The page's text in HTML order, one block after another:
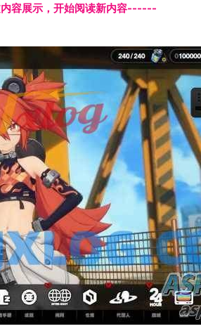
容展示，开始阅读新内容------